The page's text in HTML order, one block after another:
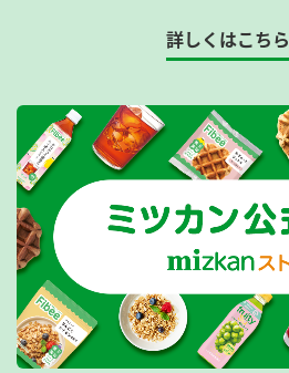
詳しくはこちら